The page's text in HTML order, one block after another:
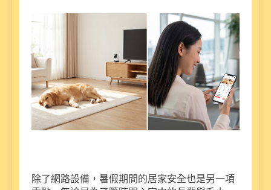
除了網路設備，暑假期間的居家安全也是另一項